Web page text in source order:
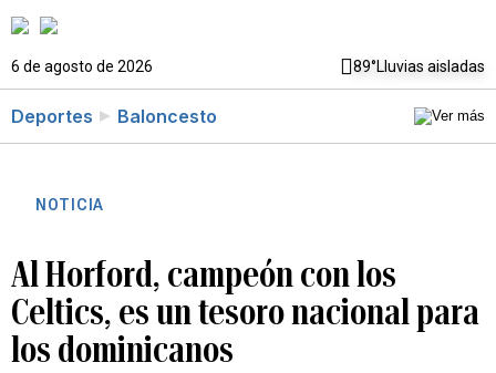
6 de agosto de 2026 89°Lluvias aisladas
Deportes Baloncesto
NOTICIA
Al Horford, campeón con los
Celtics, es un tesoro nacional para
los dominicanos